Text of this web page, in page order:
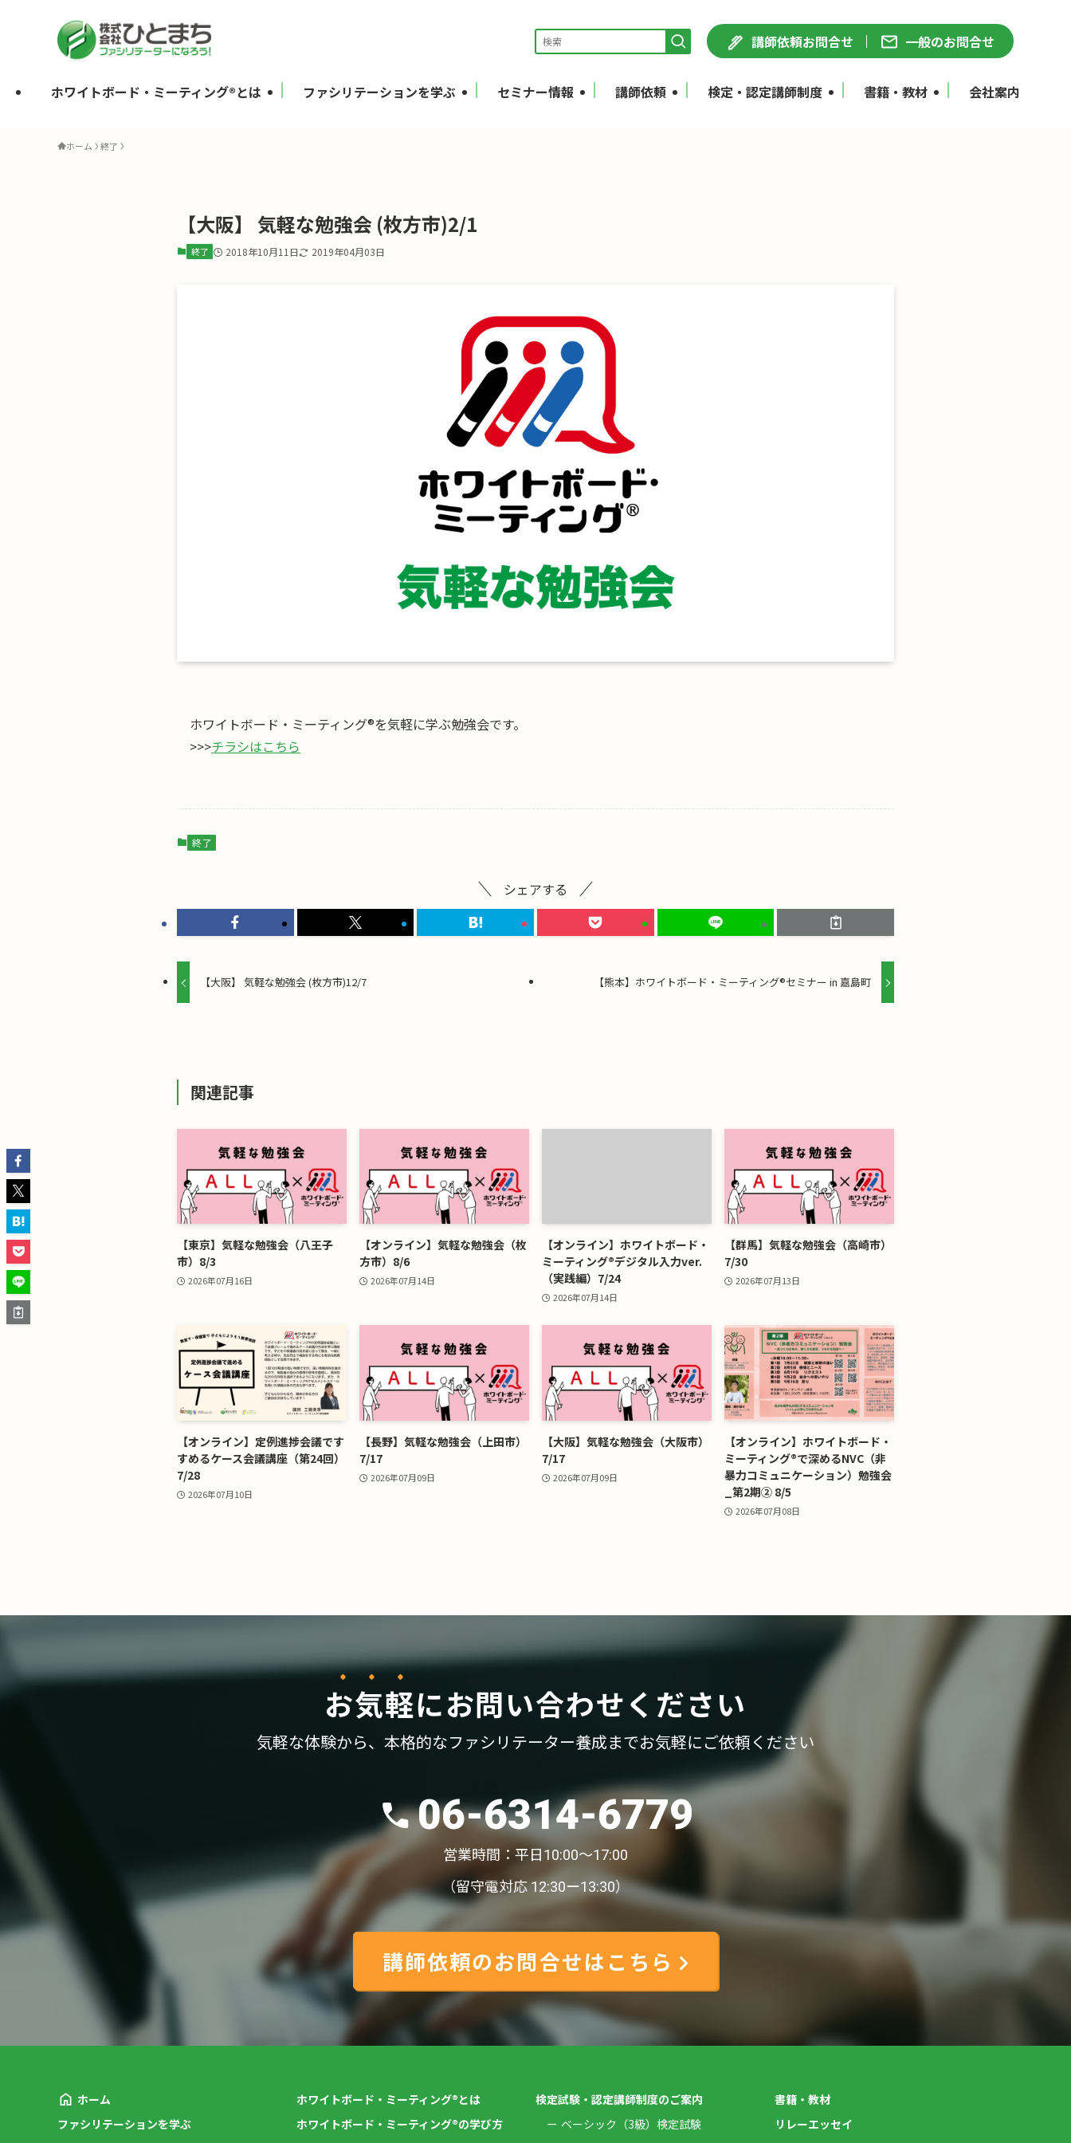
講師依頼お問合せ 一般のお問合せ
ホワイトボード・ミーティング®とは ファシリテーションを学ぶ セミナー情報 講師依頼 検定・認定講師制度 書籍・教材 会社案内
ホーム 終了
【大阪】 気軽な勉強会 (枚方市)2/1
終了 2018年10月11日 2019年04月03日
ホワイトボード・ミーティング®を気軽に学ぶ勉強会です。
>>>チラシはこちら
終了
シェアする
【大阪】 気軽な勉強会 (枚方市)12/7 【熊本】ホワイトボード・ミーティング®セミナー in 嘉島町
関連記事
【東京】気軽な勉強会（八王子
市）8/3
2026年07月16日
【オンライン】気軽な勉強会（枚
方市）8/6
2026年07月14日
【オンライン】ホワイトボード・
ミーティング®デジタル入力ver.
（実践編）7/24
2026年07月14日
【群馬】気軽な勉強会（高崎市）
7/30
2026年07月13日
【オンライン】定例進捗会議です
すめるケース会議講座（第24回）
7/28
2026年07月10日
【長野】気軽な勉強会（上田市）
7/17
2026年07月09日
【大阪】気軽な勉強会（大阪市）
7/17
2026年07月09日
【オンライン】ホワイトボード・
ミーティング®で深めるNVC（非
暴力コミュニケーション）勉強会
_第2期② 8/5
2026年07月08日
お気軽にお問い合わせください
気軽な体験から、 本格的なファシリテーター養成までお気軽にご依頼ください
06-6314-6779
営業時間：平日10:00〜17:00
（留守電対応 12:30ー13:30）
講師依頼のお問合せはこちら
ホーム
ファシリテーションを学ぶ
ホワイトボード・ミーティング®とは
ホワイトボード・ミーティング®の学び方
検定試験・認定講師制度のご案内
ベーシック（3級）検定試験
書籍・教材
リレーエッセイ